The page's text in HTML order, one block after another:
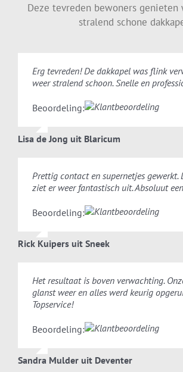
Deze tevreden bewoners genieten
stralend schone
Erg tevreden! De dakkapel was flink
weer stralend schoon. Snelle en
Beoordeling:
Lisa de Jong uit Blaricum
Prettig contact en supernetjes gewerkt.
ziet er weer fantastisch uit. Absoluut
Beoordeling:
Rick Kuipers uit Sneek
Het resultaat is boven verwachting.
glanst weer en alles werd keurig
Topservice!
Beoordeling:
Sandra Mulder uit Deventer